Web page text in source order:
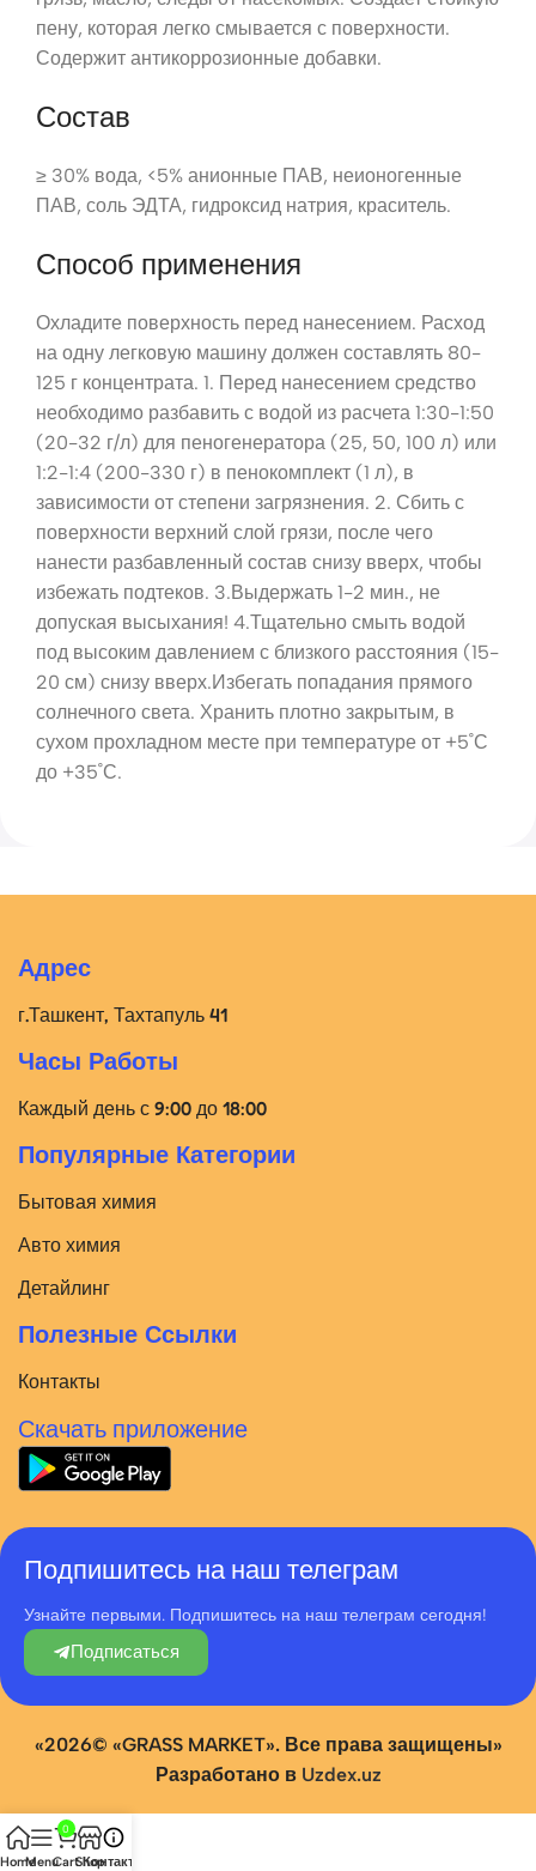
пену, которая легко смывается с поверхности.
Содержит антикоррозионные добавки.
Состав
≥ 30% вода, <5% анионные ПАВ, неионогенные
ПАВ, соль ЭДТА, гидроксид натрия, краситель.
Способ применения
Охладите поверхность перед нанесением. Расход
на одну легковую машину должен составлять 80-
125 г концентрата. 1. Перед нанесением средство
необходимо разбавить с водой из расчета 1:30-1:50
(20-32 г/л) для пеногенератора (25, 50, 100 л) или
1:2-1:4 (200-330 г) в пенокомплект (1 л), в
зависимости от степени загрязнения. 2. Сбить с
поверхности верхний слой грязи, после чего
нанести разбавленный состав снизу вверх, чтобы
избежать подтеков. 3.Выдержать 1-2 мин., не
допуская высыхания! 4.Тщательно смыть водой
под высоким давлением с близкого расстояния (15-
20 см) снизу вверх.Избегать попадания прямого
солнечного света. Хранить плотно закрытым, в
сухом прохладном месте при температуре от +5˚С
до +35˚С.
Адрес
г.Ташкент, Тахтапуль 41
Часы Работы
Каждый день с 9:00 до 18:00
Популярные Категории
Бытовая химия
Авто химия
Детайлинг
Полезные Ссылки
Контакты
Скачать приложение
Подпишитесь на наш телеграм
Узнайте первыми. Подпишитесь на наш телеграм сегодня!
Подписаться
«2026© «GRASS MARKET». Все права защищены»
Разработано в Uzdex.uz
HomeMenu
0
CartShop
Контакты